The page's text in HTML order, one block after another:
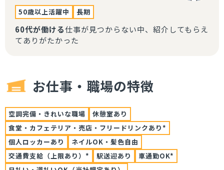
50歳以上活躍中 長期
60代が働ける仕事が見つからない中、紹介してもらえ
てありがたかった
お仕事・職場の特徴
空調完備・きれいな職場
休憩室あり
食堂・カフェテリア・売店・フリードリンクあり*
個人ロッカーあり
ネイルOK・髪色自由
交通費支給（上限あり）*
駅送迎あり
車通勤OK*